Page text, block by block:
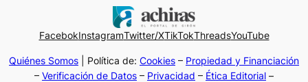
FacebokInstagramTwitter/XTikTokThreadsYouTube
Quiénes Somos | Política de: Cookies – Propiedad y Financiación
– Verificación de Datos – Privacidad – Ética Editorial –